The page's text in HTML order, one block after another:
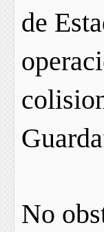
de
No